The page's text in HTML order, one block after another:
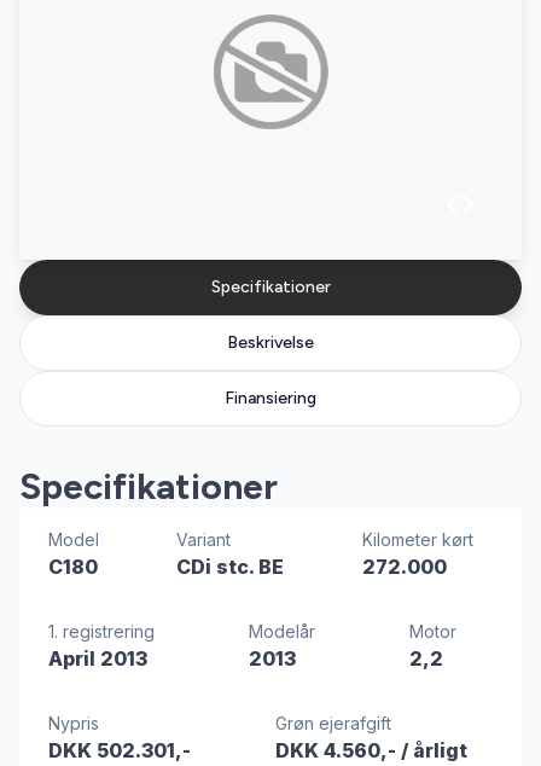
Specifikationer
Beskrivelse
Finansiering
Specifikationer
Model
C180
Variant
CDi stc. BE
Kilometer kørt
272.000
1. registrering
April 2013
Modelår
2013
Motor
2,2
Nypris
DKK 502.301,-
Grøn ejerafgift
DKK 4.560,- / årligt